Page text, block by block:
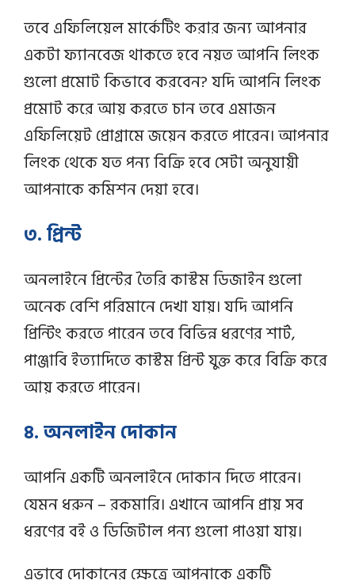
তবে এফিলিয়েল মার্কেটিং করার জন্য আপনার
একটা ফ্যানবেজ থাকতে হবে নয়ত আপনি লিংক
গুলো প্রমোট কিভাবে করবেন? যদি আপনি লিংক
প্রমোট করে আয় করতে চান তবে এমাজন
এফিলিয়েট প্রোগ্রামে জয়েন করতে পারেন। আপনার
লিংক থেকে যত পন্য বিক্রি হবে সেটা অনুযায়ী
আপনাকে কমিশন দেয়া হবে।
৩. প্রিন্ট
অনলাইনে প্রিন্টের তৈরি কাস্টম ডিজাইন গুলো
অনেক বেশি পরিমানে দেখা যায়। যদি আপনি
প্রিন্টিং করতে পারেন তবে বিভিন্ন ধরণের শার্ট,
পাঞ্জাবি ইত্যাদিতে কাস্টম প্রিন্ট যুক্ত করে বিক্রি করে
আয় করতে পারেন।
৪. অনলাইন দোকান
আপনি একটি অনলাইনে দোকান দিতে পারেন।
যেমন ধরুন – রকমারি। এখানে আপনি প্রায় সব
ধরণের বই ও ডিজিটাল পন্য গুলো পাওয়া যায়।
এভাবে দোকানের ক্ষেত্রে আপনাকে একটি